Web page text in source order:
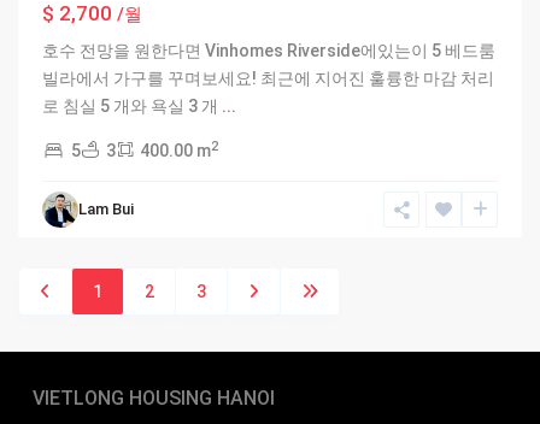
$ 2,700 /월
호수 전망을 원한다면 Vinhomes Riverside에있는이 5 베드룸
빌라에서 가구를 꾸며보세요! 최근에 지어진 훌륭한 마감 처리
로 침실 5 개와 욕실 3 개 ...
5 3 400.00 m2
Lam Bui
1 2 3
VIETLONG HOUSING HANOI